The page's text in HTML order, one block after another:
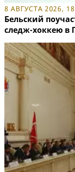
8 АВГУСТА 2026,
Бельский
следж-хоккею в